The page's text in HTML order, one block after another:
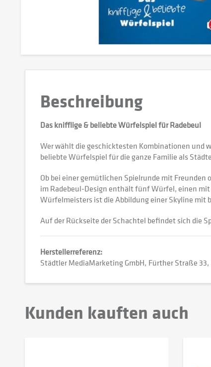
Beschreibung
Das knifflige & beliebte Würfelspiel für Radebeul
Wer wählt die geschicktesten Kombinationen und
beliebte Würfelspiel für die ganze Familie als
Ob bei einer gemütlichen Spielrunde mit
im Radebeul-Design enthält fünf Würfel, einen
Würfelmeisters ist die Abbildung einer Skyline mit
Auf der Rückseite der Schachtel befindet sich die
Herstellerreferenz:
Städtler MediaMarketing GmbH Fürther Straße 33
Kunden kauften auch